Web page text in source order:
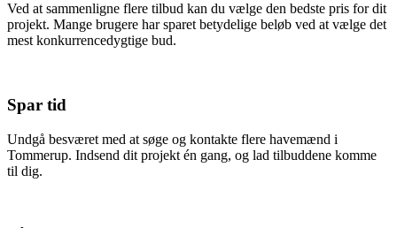
Ved at sammenligne flere tilbud kan du vælge den bedste pris for dit
projekt. Mange brugere har sparet betydelige beløb ved at vælge det
mest konkurrencedygtige bud.
Spar tid
Undgå besværet med at søge og kontakte flere havemænd i
Tommerup. Indsend dit projekt én gang, og lad tilbuddene komme
til dig.